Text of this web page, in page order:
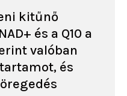
kitűnő
és a Q10 a
valóban
és